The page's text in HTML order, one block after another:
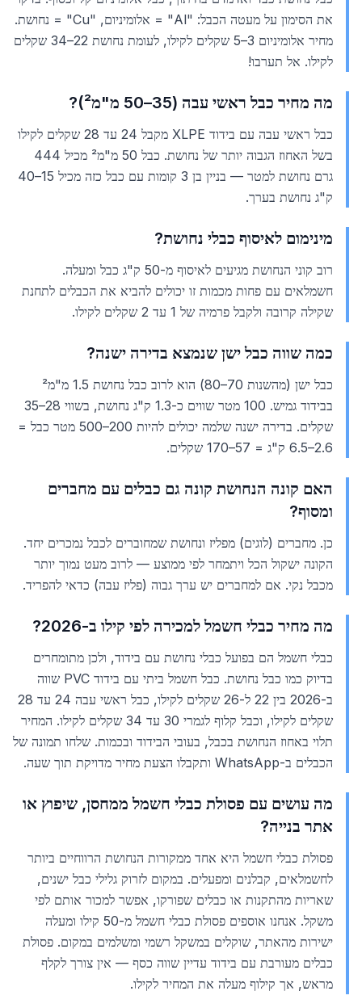
את הסימון על מעטה הכבל: "Al" = אלומיניום, "Cu" = נחושת.
מחיר אלומיניום 3–5 שקלים לקילו, לעומת נחושת 22–34 שקלים
לקילו. אל תערבו!
מה מחיר כבל ראשי עבה (35–50 מ"מ²)?
כבל ראשי עבה עם בידוד XLPE מקבל 24 עד 28 שקלים לקילו
בשל האחוז הגבוה יותר של נחושת. כבל 50 מ"מ² מכיל 444
גרם נחושת למטר — בניין בן 3 קומות עם כבל כזה מכיל 15–40
ק"ג נחושת בערך.
מינימום לאיסוף כבלי נחושת?
רוב קוני הנחושת מגיעים לאיסוף מ-50 ק"ג כבל ומעלה.
חשמלאים עם פחות מכמות זו יכולים להביא את הכבלים לתחנת
שקילה קרובה ולקבל פרמיה של 1 עד 2 שקלים לקילו.
כמה שווה כבל ישן שנמצא בדירה ישנה?
כבל ישן (מהשנות 70–80) הוא לרוב כבל נחושת 1.5 מ"מ²
בבידוד גמיש. 100 מטר שווים כ-1.3 ק"ג נחושת, בשווי 28–35
שקלים. בדירה ישנה שלמה יכולים להיות 200–500 מטר כבל =
2.6–6.5 ק"ג = 57–170 שקלים.
האם קונה הנחושת קונה גם כבלים עם מחברים
ומסוף?
כן. מחברים (לוגים) מפליז ונחושת שמחוברים לכבל נמכרים יחד.
הקונה ישקול הכל ויתמחר לפי ממוצע — לרוב מעט נמוך יותר
מכבל נקי. אם למחברים יש ערך גבוה (פליז עבה) כדאי להפריד.
מה מחיר כבלי חשמל למכירה לפי קילו ב-2026?
כבלי חשמל הם בפועל כבלי נחושת עם בידוד, ולכן מתומחרים
בדיוק כמו כבל נחושת. כבל חשמל ביתי עם בידוד PVC שווה
ב-2026 בין 22 ל-26 שקלים לקילו, כבל ראשי עבה 24 עד 28
שקלים לקילו, וכבל קלוף לגמרי 30 עד 34 שקלים לקילו. המחיר
תלוי באחוז הנחושת בכבל, בעובי הבידוד ובכמות. שלחו תמונה של
הכבלים ב-WhatsApp ותקבלו הצעת מחיר מדויקת תוך שעה.
מה עושים עם פסולת כבלי חשמל ממחסן, שיפוץ או
אתר בנייה?
פסולת כבלי חשמל היא אחד ממקורות הנחושת הרווחיים ביותר
לחשמלאים, קבלנים ומפעלים. במקום לזרוק גלילי כבל ישנים,
שאריות מהתקנות או כבלים שפורקו, אפשר למכור אותם לפי
משקל. אנחנו אוספים פסולת כבלי חשמל מ-50 קילו ומעלה
ישירות מהאתר, שוקלים במשקל רשמי ומשלמים במקום. פסולת
כבלים מעורבת עם בידוד עדיין שווה כסף — אין צורך לקלף
מראש, אך קילוף מעלה את המחיר לקילו.